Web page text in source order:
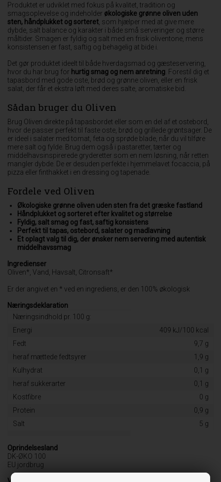
Produktet er udviklet med fokus på kvalitet, tradition og
smagsoplevelse og indeholder økologiske grønne oliven uden
sten, håndplukket og sorteret , som hjælper med at give mere
dybde, salt balance og karakter i både små serveringer og større
måltider. Smagen er fyldig og salt med en frisk oliventone, mens
konsistensen er fast, saftig og behagelig at bide i.
Det gør produktet ideelt til både hverdagsmad og gæsteservering,
hvor du har brug for hurtig smag og nem anretning . Forestil dig et
tapasbord med gode oste, brød og grønne oliven, eller en frisk
salat, der får et ekstra løft med deres salte, aromatiske bid.
Sådan bruger du Oliven
Brug Oliven direkte på tapasbordet eller som en del af et ostebord,
hvor de passer perfekt til faste oste, brød og grillede grøntsager. De
er ideel i salater med tomat, feta og sprøde blade, når du vil tilføre
mere salt og fylde. Brug dem også i pastaretter, tærter og
middelhavsinspirerede gryderetter som en nem løsning, når retten
mangler dybde. De er desuden perfekte i hjemmelavet focaccia, på
pizza eller finthakket i en dressing og tapenade.
Fordele ved Oliven
Økologiske grønne oliven uden sten fra det græske fastland
Håndplukket og sorteret efter kvalitet og størrelse
Fyldig, salt smag og fast, saftig konsistens
Perfekt til tapas, ostebord, salater og madlavning
Et oplagt valg til dig, der ønsker nem servering med autentisk
middelhavssmag
Ingredienser
Oliven*, Vand, Havsalt, Citronsaft*
Er der angivet en * ved en ingrediens, er den 100% økologisk
Næringsdeklaration
Næringsindhold pr. 100 g:
Energi
409 kJ/100 kcal
Fedt
9,7 g
heraf mættede fedtsyrer
1,9 g
Kulhydrat
0,1 g
heraf sukkerarter
0,1 g
Kostfibre
0 g
Protein
0,9 g
Salt
5 g
Oprindelsesland
DK-ØKO 100
EU jordbrug